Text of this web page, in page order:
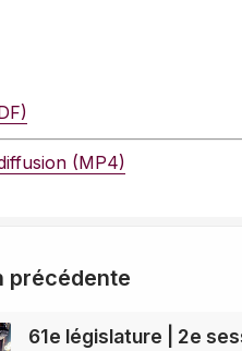
(MP4)
précédente
61e législature | 2e